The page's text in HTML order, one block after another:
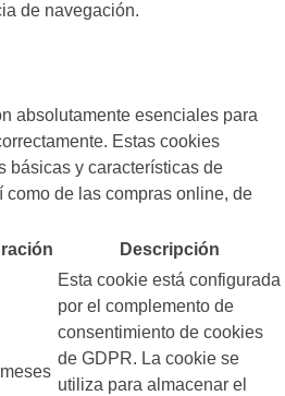
de navegación.
absolutamente esenciales para
Estas cookies
básicas y características de
de las compras online, de
Descripción
Esta cookie está configurada
por el complemento de
consentimiento de cookies
de GDPR. La cookie se
utiliza para almacenar el